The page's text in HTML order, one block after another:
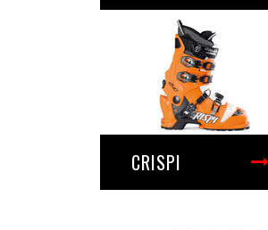
CRISPI